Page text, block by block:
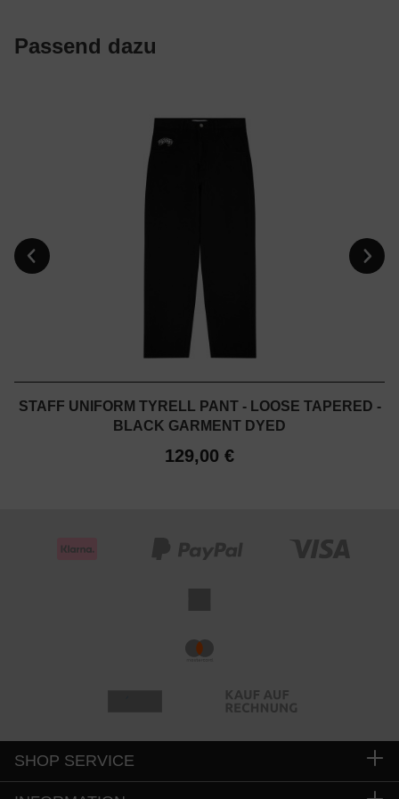
Passend dazu
STAFF UNIFORM TYRELL PANT - LOOSE TAPERED -
BLACK GARMENT DYED
129,00 €
SHOP SERVICE